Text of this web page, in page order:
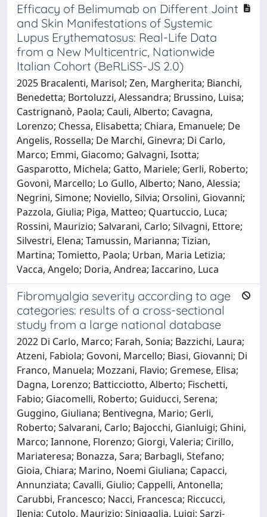
Efficacy of Belimumab on Different Joint
and Skin Manifestations of Systemic
Lupus Erythematosus: Real-Life Data
from a New Multicentric, Nationwide
Italian Cohort (BeRLiSS-JS 2.0)
2025 Bracalenti, Marisol; Zen, Margherita; Bianchi,
Benedetta; Bortoluzzi, Alessandra; Brussino, Luisa;
Castrignanò, Paola; Cauli, Alberto; Cavagna,
Lorenzo; Chessa, Elisabetta; Chiara, Emanuele; De
Angelis, Rossella; De Marchi, Ginevra; Di Carlo,
Marco; Emmi, Giacomo; Galvagni, Isotta;
Gasparotto, Michela; Gatto, Mariele; Gerli, Roberto;
Govoni, Marcello; Lo Gullo, Alberto; Nano, Alessia;
Negrini, Simone; Noviello, Silvia; Orsolini, Giovanni;
Pazzola, Giulia; Piga, Matteo; Quartuccio, Luca;
Rossini, Maurizio; Salvarani, Carlo; Silvagni, Ettore;
Silvestri, Elena; Tamussin, Marianna; Tizian,
Martina; Tomietto, Paola; Urban, Maria Letizia;
Vacca, Angelo; Doria, Andrea; Iaccarino, Luca
Fibromyalgia severity according to age
categories: results of a cross-sectional
study from a large national database
2022 Di Carlo, Marco; Farah, Sonia; Bazzichi, Laura;
Atzeni, Fabiola; Govoni, Marcello; Biasi, Giovanni; Di
Franco, Manuela; Mozzani, Flavio; Gremese, Elisa;
Dagna, Lorenzo; Batticciotto, Alberto; Fischetti,
Fabio; Giacomelli, Roberto; Guiducci, Serena;
Guggino, Giuliana; Bentivegna, Mario; Gerli,
Roberto; Salvarani, Carlo; Bajocchi, Gianluigi; Ghini,
Marco; Iannone, Florenzo; Giorgi, Valeria; Cirillo,
Mariateresa; Bonazza, Sara; Barbagli, Stefano;
Gioia, Chiara; Marino, Noemi Giuliana; Capacci,
Annunziata; Cavalli, Giulio; Cappelli, Antonella;
Carubbi, Francesco; Nacci, Francesca; Riccucci,
Ilenia; Cutolo, Maurizio; Sinigaglia, Luigi; Sarzi-